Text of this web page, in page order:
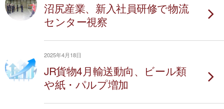
沼尻産業、新入社員研修で物流
センター視察
2025年4月18日
JR貨物4月輸送動向、ビール類
や紙・パルプ増加